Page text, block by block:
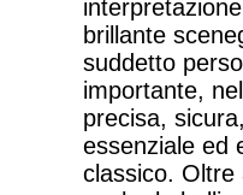
brillante
suddetto
importante,
precisa,
essenziale ed
classico. Oltre